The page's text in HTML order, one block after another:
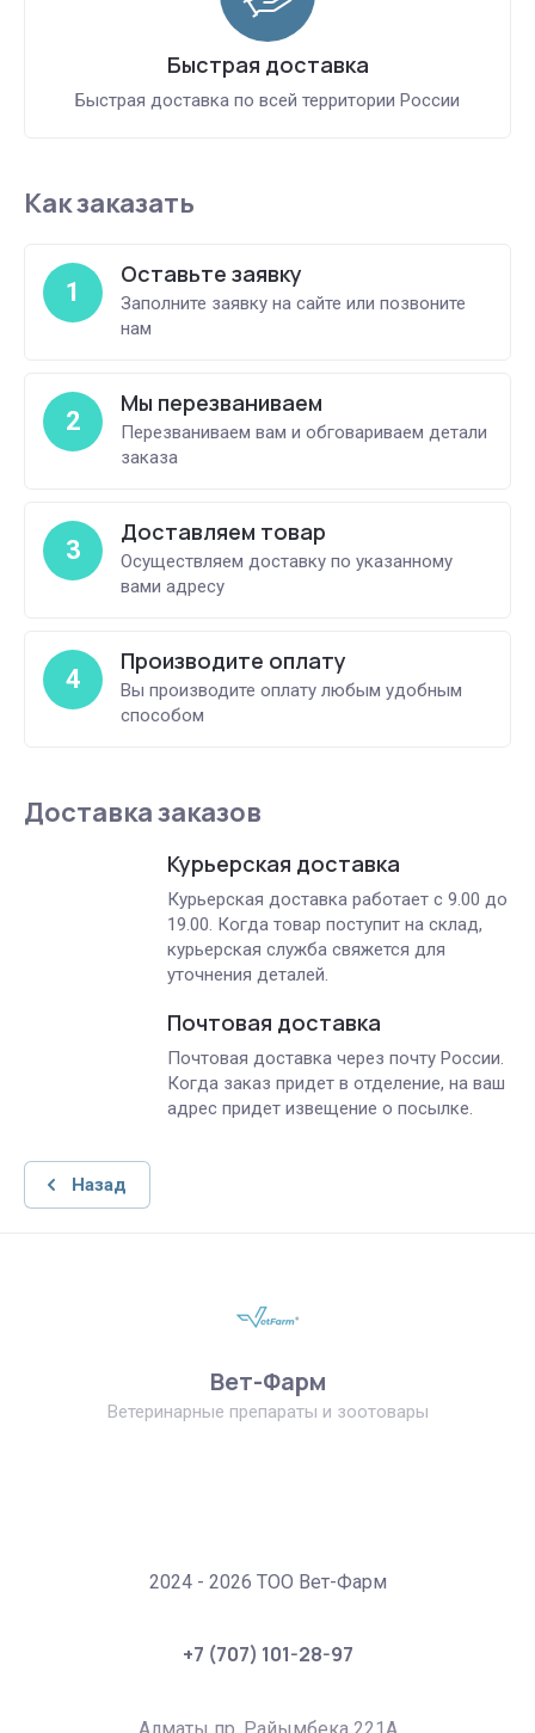
Быстрая доставка
Быстрая доставка по всей территории России
Как заказать
1
Оставьте заявку
Заполните заявку на сайте или позвоните
нам
2
Мы перезваниваем
Перезваниваем вам и обговариваем детали
заказа
3
Доставляем товар
Осуществляем доставку по указанному
вами адресу
4
Производите оплату
Вы производите оплату любым удобным
способом
Доставка заказов
Курьерская доставка
Курьерская доставка работает с 9.00 до
19.00. Когда товар поступит на склад,
курьерская служба свяжется для
уточнения деталей.
Почтовая доставка
Почтовая доставка через почту России.
Когда заказ придет в отделение, на ваш
адрес придет извещение о посылке.
Назад
Вет-Фарм
Ветеринарные препараты и зоотовары
2024 - 2026 ТОО Вет-Фарм
+7 (707) 101-28-97